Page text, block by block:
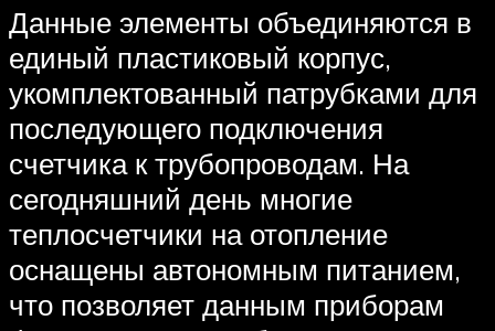
Данные элементы объединяются в
единый пластиковый корпус,
укомплектованный патрубками для
последующего подключения
счетчика к трубопроводам. На
сегодняшний день многие
теплосчетчики на отопление
оснащены автономным питанием,
что позволяет данным приборам